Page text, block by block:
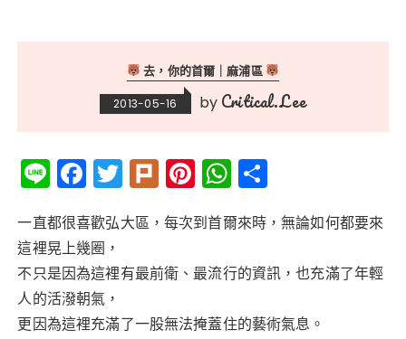
去，你的首爾｜麻浦區
2013-05-16 by Critical.Lee
Li
n
e
F
a
c
e
b
o
T
w
it
te
r
Pl
ur
k
Pi
n
te
re
st
W
h
a
ts
A
p
一直都很喜歡弘大區，每次到首爾來時，無論如何都要來
這裡晃上幾圈，
不只是因為這裡有最前衛、最流行的資訊，也充滿了年輕
人的活潑朝氣，
更因為這裡充滿了一股無法掩蓋住的藝術氣息。